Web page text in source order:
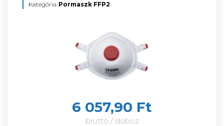
Kategória: Pormaszk FFP2
6 057,90 Ft
bruttó / doboz